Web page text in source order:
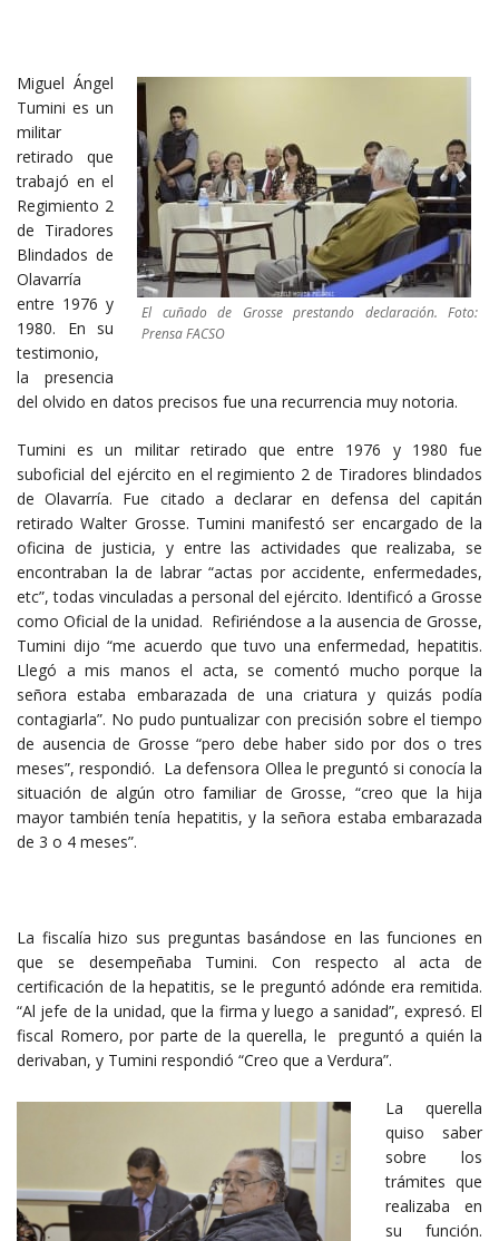
El cuñado de Grosse prestando declaración. Foto:
Prensa FACSO
Miguel Ángel
Tumini es un
militar
retirado que
trabajó en el
Regimiento 2
de Tiradores
Blindados de
Olavarría
entre 1976 y
1980. En su
testimonio,
la presencia
del olvido en datos precisos fue una recurrencia muy notoria.
Tumini es un militar retirado que entre 1976 y 1980 fue
suboficial del ejército en el regimiento 2 de Tiradores blindados
de Olavarría. Fue citado a declarar en defensa del capitán
retirado Walter Grosse. Tumini manifestó ser encargado de la
oficina de justicia, y entre las actividades que realizaba, se
encontraban la de labrar “actas por accidente, enfermedades,
etc”, todas vinculadas a personal del ejército. Identificó a Grosse
como Oficial de la unidad. Refiriéndose a la ausencia de Grosse,
Tumini dijo “me acuerdo que tuvo una enfermedad, hepatitis.
Llegó a mis manos el acta, se comentó mucho porque la
señora estaba embarazada de una criatura y quizás podía
contagiarla”. No pudo puntualizar con precisión sobre el tiempo
de ausencia de Grosse “pero debe haber sido por dos o tres
meses”, respondió. La defensora Ollea le preguntó si conocía la
situación de algún otro familiar de Grosse, “creo que la hija
mayor también tenía hepatitis, y la señora estaba embarazada
de 3 o 4 meses”.
La fiscalía hizo sus preguntas basándose en las funciones en
que se desempeñaba Tumini. Con respecto al acta de
certificación de la hepatitis, se le preguntó adónde era remitida.
“Al jefe de la unidad, que la firma y luego a sanidad”, expresó. El
fiscal Romero, por parte de la querella, le preguntó a quién la
derivaban, y Tumini respondió “Creo que a Verdura”.
La querella
quiso saber
sobre los
trámites que
realizaba en
su función.